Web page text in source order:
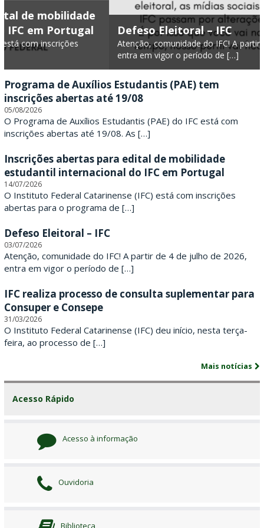
F
e
d
e
r
a
l
C
a
t
a
r
i
n
e
s
e
Defeso Eleitoral – IFC
Atenção, comunidade do IFC! A partir de 4 de julho de 2026,
entra em vigor o período de […]
Programa de Auxílios Estudantis (PAE) tem
inscrições abertas até 19/08
05/08/2026
O Programa de Auxílios Estudantis (PAE) do IFC está com
inscrições abertas até 19/08. As […]
Inscrições abertas para edital de mobilidade
estudantil internacional do IFC em Portugal
14/07/2026
O Instituto Federal Catarinense (IFC) está com inscrições
abertas para o programa de […]
Defeso Eleitoral – IFC
03/07/2026
Atenção, comunidade do IFC! A partir de 4 de julho de 2026,
entra em vigor o período de […]
IFC realiza processo de consulta suplementar para
Consuper e Consepe
31/03/2026
O Instituto Federal Catarinense (IFC) deu início, nesta terça-
feira, ao processo de […]
Mais notícias
Acesso Rápido
Acesso à informação
Ouvidoria
Biblioteca